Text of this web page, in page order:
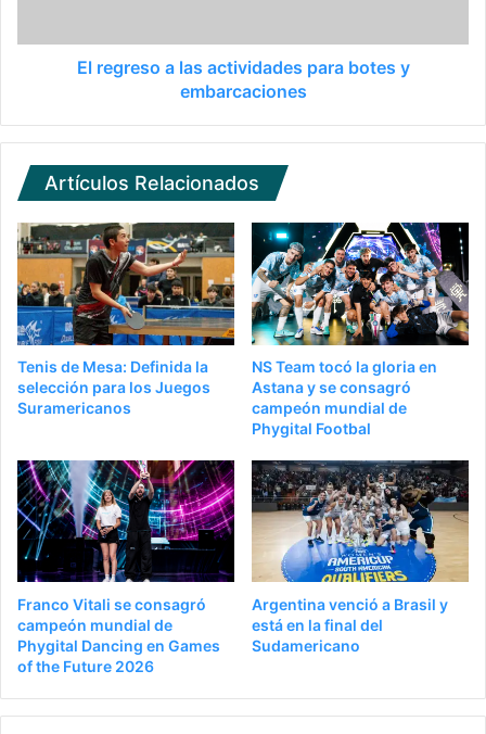
El regreso a las actividades para botes y
embarcaciones
Artículos Relacionados
Tenis de Mesa: Definida la
selección para los Juegos
Suramericanos
NS Team tocó la gloria en
Astana y se consagró
campeón mundial de
Phygital Footbal
Franco Vitali se consagró
campeón mundial de
Phygital Dancing en Games
of the Future 2026
Argentina venció a Brasil y
está en la final del
Sudamericano